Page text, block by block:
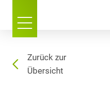
Zurück zur
Übersicht